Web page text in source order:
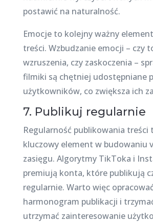
postawić na naturalność.
Emocje to kolejny ważny
treści. Wzbudzanie emocji – czy
wzruszenia, czy zaskoczenia –
filmiki są chętniej udostępniane
użytkowników, co zwiększa ich
7. Publikuj regularnie
Regularność publikowania treści
kluczowy element w budowaniu
zasięgu. Algorytmy TikToka i
premiują konta, które publikują
regularnie. Warto więc opracować
harmonogram publikacji i
utrzymać zainteresowanie